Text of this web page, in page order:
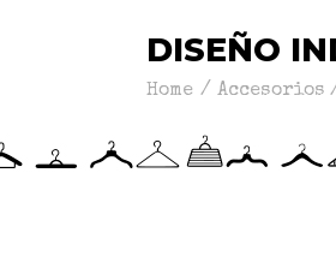
DISEÑO
Home Accesorios